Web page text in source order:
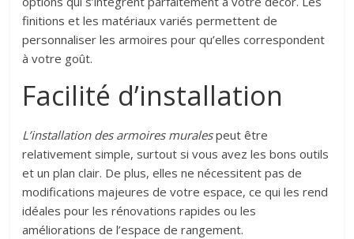
finitions et les matériaux variés permettent de
personnaliser les armoires pour qu’elles correspondent
à votre goût.
Facilité d’installation
L’installation des armoires muralespeut être
relativement simple, surtout si vous avez les bons outils
et un plan clair. De plus, elles ne nécessitent pas de
modifications majeures de votre espace, ce qui les rend
idéales pour les rénovations rapides ou les
améliorations de l’espace de rangement.